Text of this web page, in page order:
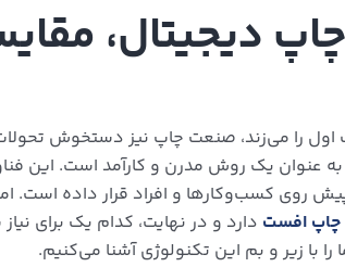
دیجیتال،
اول را می‌زند، صنعت چاپ نیز دستخوش
به عنوان یک روش مدرن و کارآمد است. این
روی کسب‌وکارها و افراد قرار داده است.
چاپ افست دارد و در نهایت، کدام یک برای
با زیر و بم این تکنولوژی آشنا می‌کنیم.